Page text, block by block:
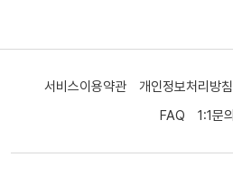
서비스이용약관 개인정보처리방침
FAQ
1:1문의